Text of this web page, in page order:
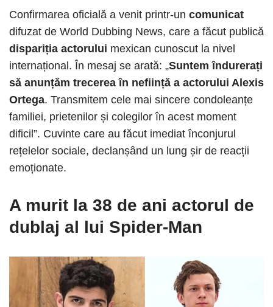
Confirmarea oficială a venit printr-un comunicat
difuzat de World Dubbing News, care a făcut publică
dispariția actorului mexican cunoscut la nivel
internațional. În mesaj se arată: „Suntem îndurerați
să anunțăm trecerea în neființă a actorului Alexis
Ortega. Transmitem cele mai sincere condoleanțe
familiei, prietenilor și colegilor în acest moment
dificil”. Cuvinte care au făcut imediat înconjurul
rețelelor sociale, declanșând un lung șir de reacții
emoționate.
A murit la 38 de ani actorul de
dublaj al lui Spider-Man